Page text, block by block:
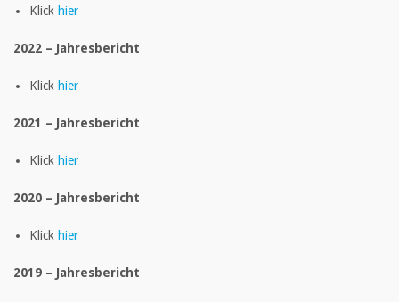
Klick hier
2022 – Jahresbericht
Klick hier
2021 – Jahresbericht
Klick hier
2020 – Jahresbericht
Klick hier
2019 – Jahresbericht